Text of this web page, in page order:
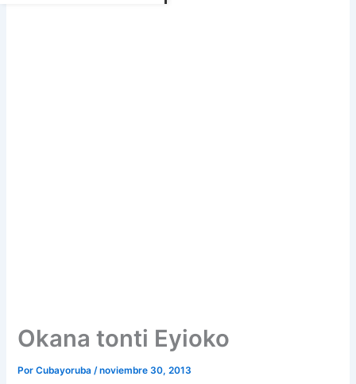
Okana tonti Eyioko
PorCubayoruba/noviembre 30, 2013